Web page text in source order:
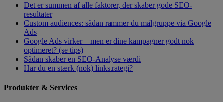
Det er summen af alle faktorer, der skaber gode SEO-
resultater
Custom audiences: sådan rammer du målgruppe via Google
Ads
Google Ads virker – men er dine kampagner godt nok
optimeret? (se tips)
Sådan skaber en SEO-Analyse værdi
Har du en stærk (nok) linkstrategi?
Produkter & Services